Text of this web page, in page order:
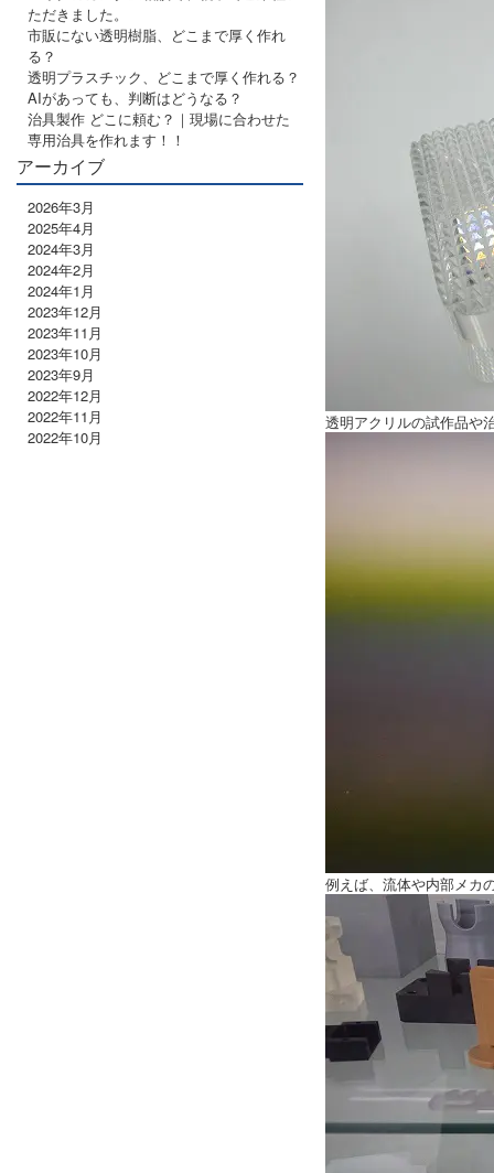
透明アクリルの試作品や
例えば、流体や内部メカ
ただきました。
市販にない透明樹脂、どこまで厚く作れ
る？
透明プラスチック、どこまで厚く作れる？
AIがあっても、判断はどうなる？
治具製作 どこに頼む？｜現場に合わせた
専用治具を作れます！！
アーカイブ
2026年3月
2025年4月
2024年3月
2024年2月
2024年1月
2023年12月
2023年11月
2023年10月
2023年9月
2022年12月
2022年11月
2022年10月